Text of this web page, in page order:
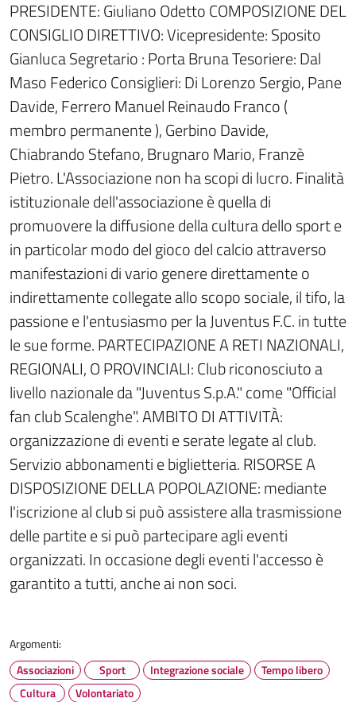
PRESIDENTE: Giuliano Odetto COMPOSIZIONE DEL
CONSIGLIO DIRETTIVO: Vicepresidente: Sposito
Gianluca Segretario : Porta Bruna Tesoriere: Dal
Maso Federico Consiglieri: Di Lorenzo Sergio, Pane
Davide, Ferrero Manuel Reinaudo Franco (
membro permanente ), Gerbino Davide,
Chiabrando Stefano, Brugnaro Mario, Franzè
Pietro. L'Associazione non ha scopi di lucro. Finalità
istituzionale dell'associazione è quella di
promuovere la diffusione della cultura dello sport e
in particolar modo del gioco del calcio attraverso
manifestazioni di vario genere direttamente o
indirettamente collegate allo scopo sociale, il tifo, la
passione e l'entusiasmo per la Juventus F.C. in tutte
le sue forme. PARTECIPAZIONE A RETI NAZIONALI,
REGIONALI, O PROVINCIALI: Club riconosciuto a
livello nazionale da "Juventus S.p.A." come "Official
fan club Scalenghe". AMBITO DI ATTIVITÀ:
organizzazione di eventi e serate legate al club.
Servizio abbonamenti e biglietteria. RISORSE A
DISPOSIZIONE DELLA POPOLAZIONE: mediante
l'iscrizione al club si può assistere alla trasmissione
delle partite e si può partecipare agli eventi
organizzati. In occasione degli eventi l'accesso è
garantito a tutti, anche ai non soci.
Argomenti:
Associazioni
Sport Integrazione sociale
Tempo libero
Cultura
Volontariato